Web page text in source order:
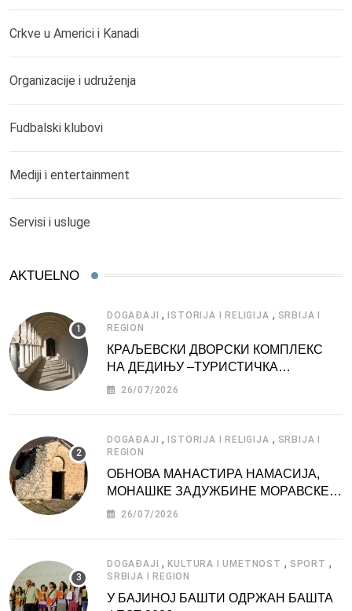
Crkve u Americi i Kanadi
Organizacije i udruženja
Fudbalski klubovi
Mediji i entertainment
Servisi i usluge
AKTUELNO
DOGAĐAJI ,ISTORIJA I RELIGIJA , SRBIJA I
REGION
КРАЉЕВСКИ ДВОРСКИ КОМПЛЕКС
НА ДЕДИЊУ –ТУРИСТИЧКА
АТРАКЦИЈА
26/07/2026
DOGAĐAJI ,ISTORIJA I RELIGIJA , SRBIJA I
REGION
ОБНОВА МАНАСТИРА НАМАСИЈА,
МОНАШКЕ ЗАДУЖБИНЕ МОРАВСКЕ
СРБИЈЕ
26/07/2026
DOGAĐAJI ,KULTURA I UMETNOST , SPORT ,
SRBIJA I REGION
У БАЈИНОЈ БАШТИ ОДРЖАН БАШТА